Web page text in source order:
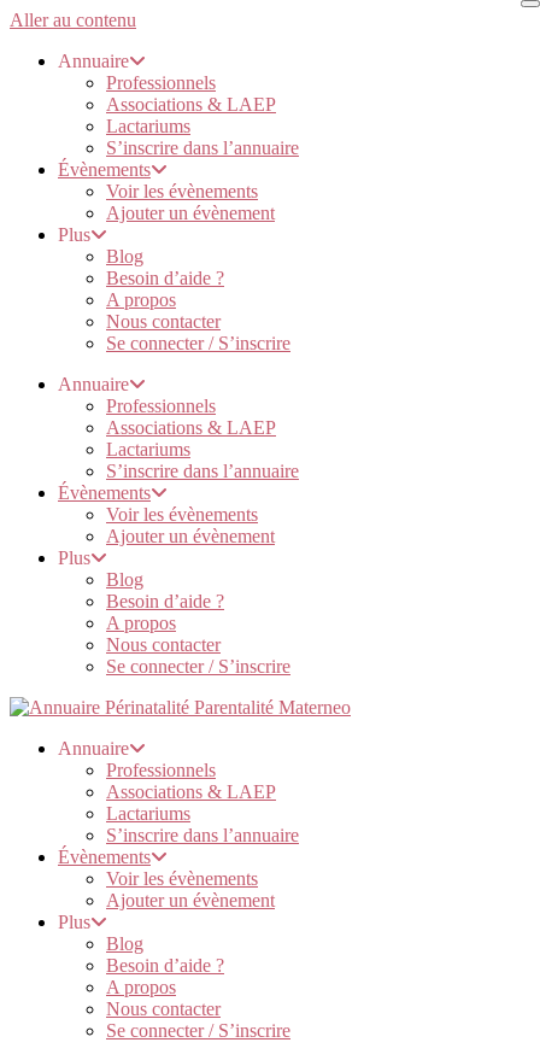
Aller au contenu
Annuaire
Professionnels
Associations & LAEP
Lactariums
S’inscrire dans l’annuaire
Évènements
Voir les évènements
Ajouter un évènement
Plus
Blog
Besoin d’aide ?
A propos
Nous contacter
Se connecter / S’inscrire
Annuaire
Professionnels
Associations & LAEP
Lactariums
S’inscrire dans l’annuaire
Évènements
Voir les évènements
Ajouter un évènement
Plus
Blog
Besoin d’aide ?
A propos
Nous contacter
Se connecter / S’inscrire
Annuaire
Professionnels
Associations & LAEP
Lactariums
S’inscrire dans l’annuaire
Évènements
Voir les évènements
Ajouter un évènement
Plus
Blog
Besoin d’aide ?
A propos
Nous contacter
Se connecter / S’inscrire